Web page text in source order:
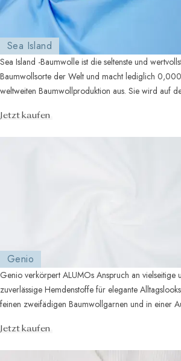
Sea Island
Sea Island -Baumwolle ist die seltenste und
Baumwollsorte der Welt und macht lediglich
weltweiten Baumwollproduktion aus. Sie wird auf
Jetzt kaufen
Genio
Genio verkörpert ALUMOs Anspruch an vielseitige und
zuverlässige Hemdenstoffe für elegante
feinen zweifädigen Baumwollgarnen und in einer
Jetzt kaufen